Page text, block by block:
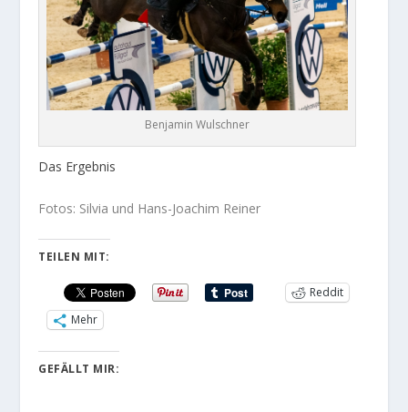
Benjamin Wulschner
Das Ergebnis
Fotos: Silvia und Hans-Joachim Reiner
TEILEN MIT:
Reddit
Mehr
GEFÄLLT MIR: